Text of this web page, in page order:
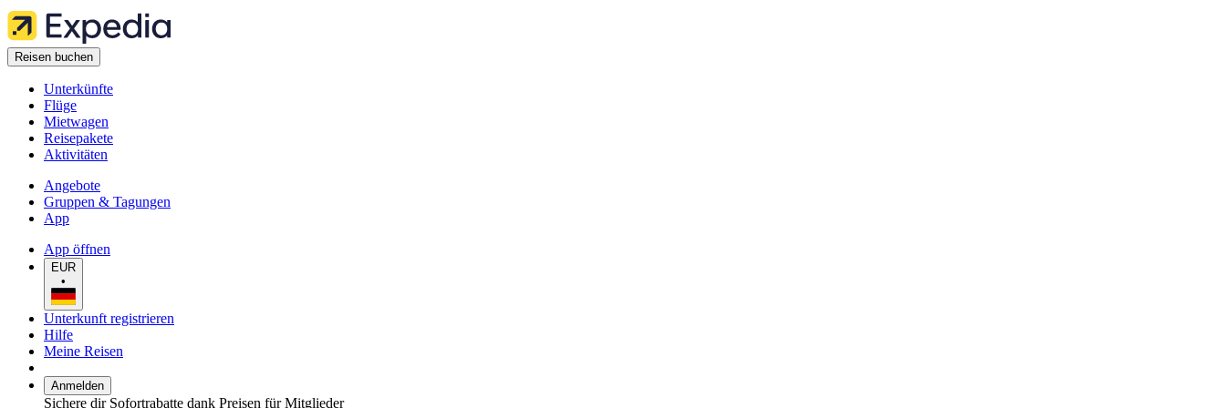
Reisen buchen
Unterkünfte
Flüge
Mietwagen
Reisepakete
Aktivitäten
Angebote
Gruppen & Tagungen
App
App öffnen
EUR
•
Unterkunft registrieren
Hilfe
Meine Reisen
Anmelden
Sichere dir Sofortrabatte dank Preisen für Mitglieder